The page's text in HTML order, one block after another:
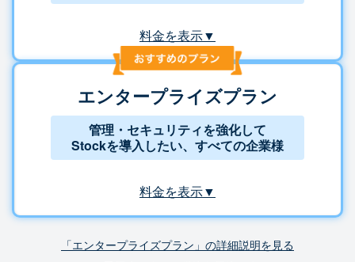
料金を表示▼
エンタープライズプラン
管理・セキュリティを強化して
Stockを導入したい、すべての企業様
料金を表示▼
「エンタープライズプラン」の詳細説明を見る